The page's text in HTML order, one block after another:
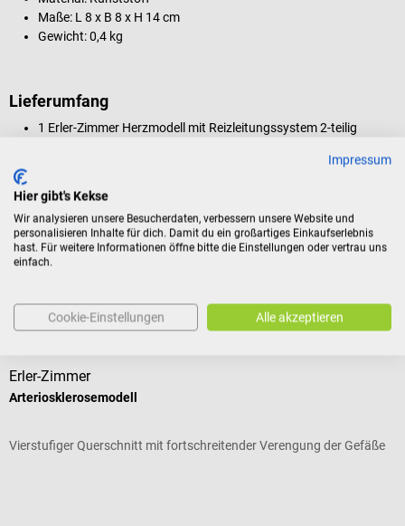
Maße: L 8 x B 8 x H 14 cm
Gewicht: 0,4 kg
Lieferumfang
1 Erler-Zimmer Herzmodell mit Reizleitungssystem 2-teilig
Produktidentifikation
Bewertungen
Kunden kauften auch
Erler-Zimmer
Arteriosklerosemodell
Vierstufiger Querschnitt mit fortschreitender Verengung der Gefäße
Impressum
Hier gibt's Kekse
Wir analysieren unsere Besucherdaten, verbessern unsere Website und
personalisieren Inhalte für dich. Damit du ein großartiges Einkaufserlebnis
hast. Für weitere Informationen öffne bitte die Einstellungen oder vertrau uns
einfach.
Cookie-Einstellungen Alle akzeptieren